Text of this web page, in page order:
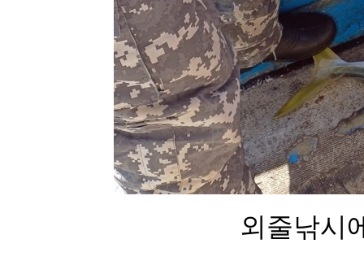
외줄낚시